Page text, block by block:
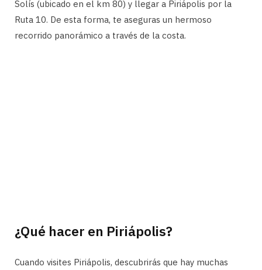
Solís (ubicado en el km 80) y llegar a Piriápolis por la
Ruta 10. De esta forma, te aseguras un hermoso
recorrido panorámico a través de la costa.
¿Qué hacer en Piriápolis?
Cuando visites Piriápolis, descubrirás que hay muchas